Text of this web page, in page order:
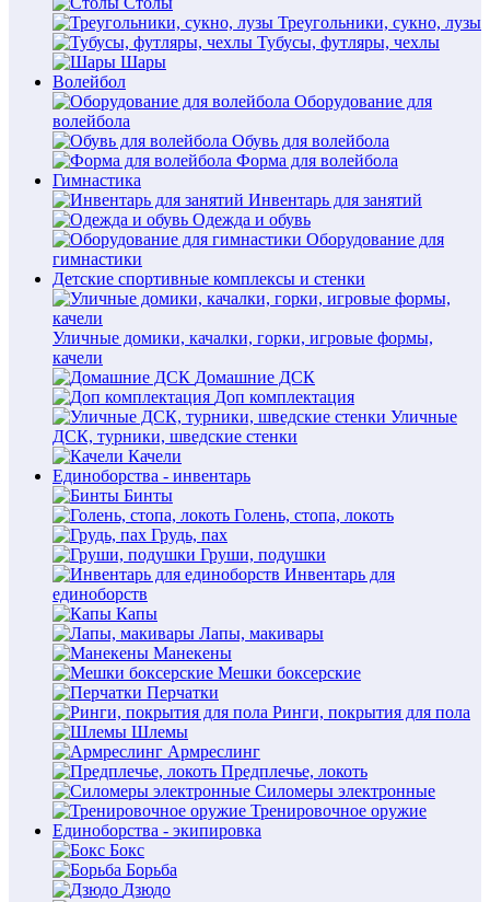
Треугольники, сукно, лузы
Тубусы, футляры, чехлы
Шары
Волейбол
Оборудование для
волейбола
Обувь для волейбола
Форма для волейбола
Гимнастика
Инвентарь для занятий
Одежда и обувь
Оборудование для
гимнастики
Детские спортивные комплексы и стенки
Уличные домики, качалки, горки, игровые формы,
качели
Домашние ДСК
Доп комплектация
Уличные
ДСК, турники, шведские стенки
Качели
Единоборства - инвентарь
Бинты
Голень, стопа, локоть
Грудь, пах
Груши, подушки
Инвентарь для
единоборств
Капы
Лапы, макивары
Манекены
Мешки боксерские
Перчатки
Ринги, покрытия для пола
Шлемы
Армреслинг
Предплечье, локоть
Силомеры электронные
Тренировочное оружие
Единоборства - экипировка
Бокс
Борьба
Дзюдо